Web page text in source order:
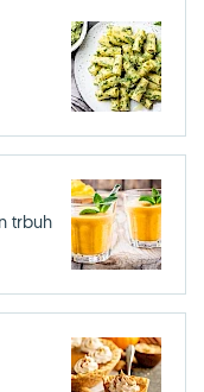
trbuh